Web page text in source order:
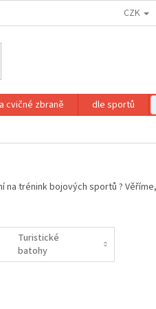
CZK
cvičné zbraně dle sportů
trénink bojových sportů ?
Turistické
batohy